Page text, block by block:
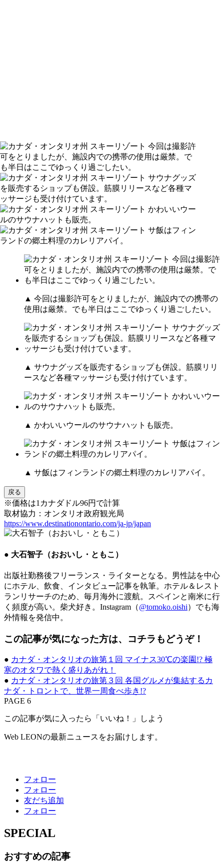
▲ 今回は撮影許可をとりましたが、施設内での携帯の
使用は厳禁。でも半日はここでゆっくり過ごしたい。
▲ サウナグッズを販売するショップも併設。筋膜リリ
ースなど各種マッサージも受け付けています。
▲ かわいいウールのサウナハットも販売。
▲ サ飯はフィンランドの郷土料理のカレリアパイ。
戻る
※価格は1カナダドル96円で計算
取材協力：オンタリオ政府観光局
https://www.destinationontario.com/ja-jp/japan
● 大石智子（おおいし・ともこ）
出版社勤務後フリーランス・ライターとなる。男性誌を中心
にホテル、飲食、インタビュー記事を執筆。ホテル＆レスト
ランリサーチのため、毎月海外に渡航。スペインと南米に行
く頻度が高い。柴犬好き。Instagram（@tomoko.oishi）でも海
外情報を発信中。
この記事が気になった方は、コチラもどうぞ！
● カナダ・オンタリオの旅第１回 マイナス30℃の楽園!? 極
寒のオタワで熱く盛りあがれ！
● カナダ・オンタリオの旅第３回 各国グルメが集結するカ
ナダ・トロントで、世界一周食べ歩き!?
PAGE 6
この記事が気に入ったら「いいね！」しよう
Web LEONの最新ニュースをお届けします。
フォロー
フォロー
友だち追加
フォロー
SPECIAL
おすすめの記事